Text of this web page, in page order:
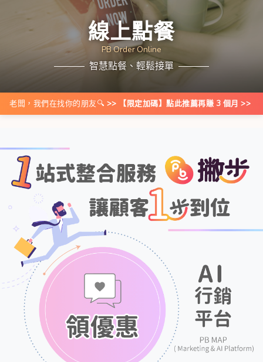
線上點餐
PB Order Online
智慧點餐、輕鬆接單
老闆，我們在找你的朋友🔍 >> 【限定加碼】點此推薦再賺 3 個月 >>